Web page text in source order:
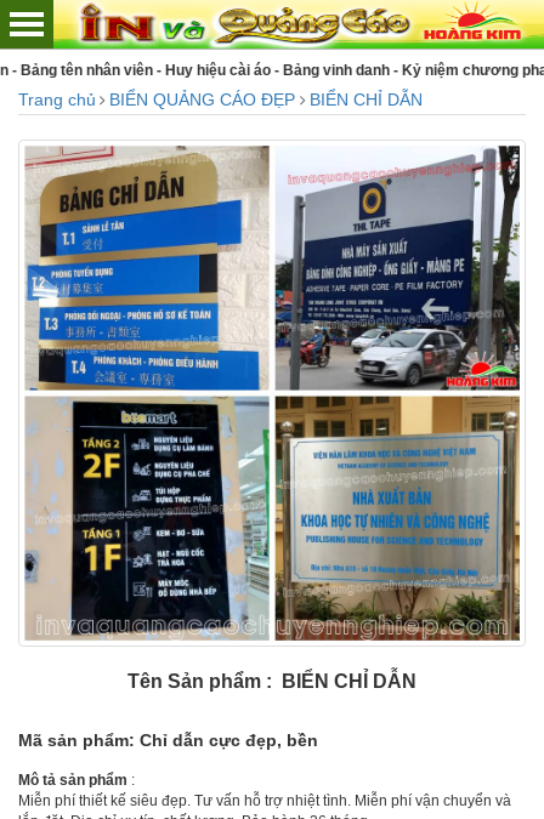
vinh danh - Kỷ niệm chương pha lê - Biển chức danh... chất lượng số 1
Trang chủ BIỂN QUẢNG CÁO ĐẸP BIỂN CHỈ DẪN
Tên Sản phẩm : BIỂN CHỈ DẪN
Mã sản phẩm: Chỉ dẫn cực đẹp, bền
Mô tả sản phẩm :
Miễn phí thiết kế siêu đẹp. Tư vấn hỗ trợ nhiệt tình. Miễn phí vận chuyển và